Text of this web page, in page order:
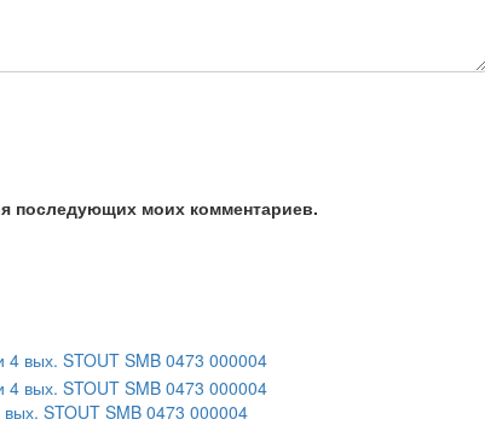
последующих моих комментариев.
STOUT SMB 0473 000004